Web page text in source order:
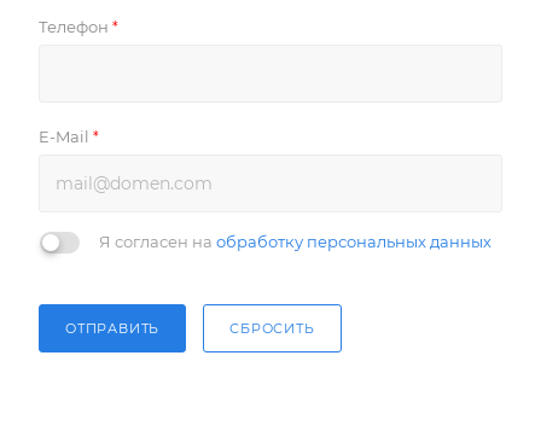
Телефон *
E-Mail *
Я согласен на обработку персональных данных
ОТПРАВИТЬ СБРОСИТЬ